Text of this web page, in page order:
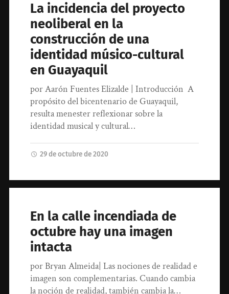
La incidencia del proyecto
neoliberal en la
construcción de una
identidad músico-cultural
en Guayaquil
por Aarón Fuentes Elizalde | Introducción A
propósito del bicentenario de Guayaquil,
resulta menester reflexionar sobre la
identidad musical y cultural…
29 de octubre de 2020
En la calle incendiada de
octubre hay una imagen
intacta
por Bryan Almeida| Las nociones de realidad e
imagen son complementarias. Cuando cambia
la noción de realidad, también cambia la…